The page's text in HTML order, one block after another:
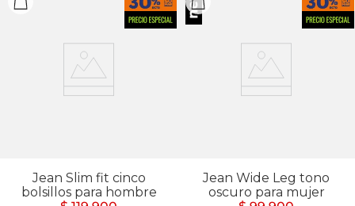
Jean Slim fit cinco
bolsillos para hombre
Jean Wide Leg tono
oscuro para mujer